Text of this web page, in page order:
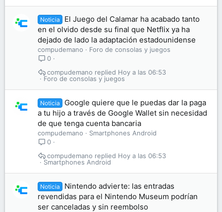
Noticia
El Juego del Calamar ha acabado tanto
en el olvido desde su final que Netflix ya ha
dejado de lado la adaptación estadounidense
compudemano
Foro de consolas y juegos
0
Foro de consolas y juegos
Hoy a las 06:53
compudemano
Noticia
Google quiere que le puedas dar la paga
a tu hijo a través de Google Wallet sin necesidad
de que tenga cuenta bancaria
compudemano
Smartphones Android
0
Smartphones Android
Hoy a las 06:53
compudemano
Noticia
Nintendo advierte: las entradas
revendidas para el Nintendo Museum podrían
ser canceladas y sin reembolso